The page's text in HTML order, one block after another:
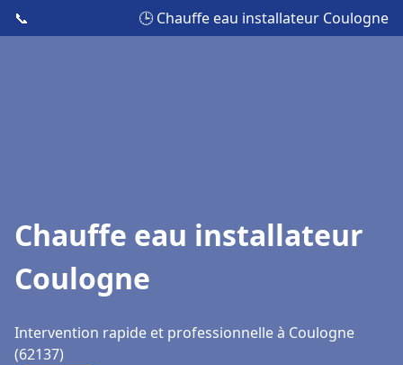
📞 🕒 Chauffe eau installateur Coulogne
Chauffe eau installateur
Coulogne
Intervention rapide et professionnelle à Coulogne
(62137)